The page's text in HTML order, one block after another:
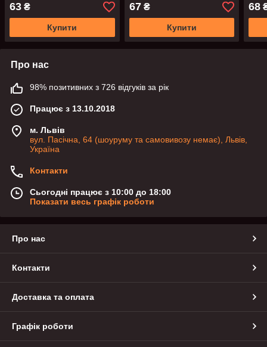
63 ₴
Купити
67₴
Купити
68
Про нас
98% позитивних з 726 відгуків за рік
Працює з 13.10.2018
м. Львів
вул. Пасічна, 64 (шоуруму та самовивозу немає), Львів,
Україна
Контакти
Сьогодні працює з 10:00 до 18:00
Показати весь графік роботи
Про нас
Контакти
Доставка та оплата
Графік роботи